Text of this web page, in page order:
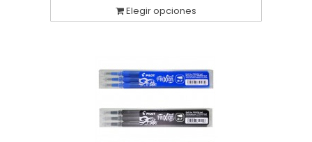
Elegir opciones